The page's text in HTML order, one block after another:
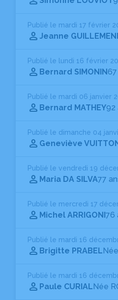
Publié le mardi 17 février
Jeanne
Publié le lundi 16 février
Bernard SIMONIN
Publié le mardi 06 janvier
Bernard MATHEY92
Publié le dimanche 04
Geneviève
Publié le vendredi 19
Maria DA SILVA77
Publié le mercredi 17
Michel ARRIGONI76
Publié le mardi 16
Brigitte PRABEL
Publié le mardi 16
Paule CURIALNée